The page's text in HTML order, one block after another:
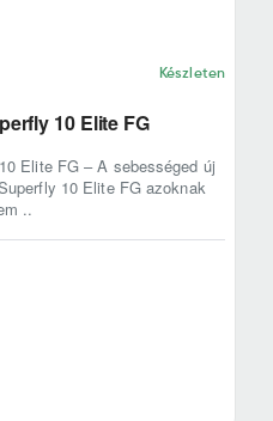
Készleten
10 Elite FG
Elite FG – A sebességed új
10 Elite FG azoknak
..